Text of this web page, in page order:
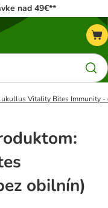
nad 49€**
Vitality Bites Immunity -
obilnín)